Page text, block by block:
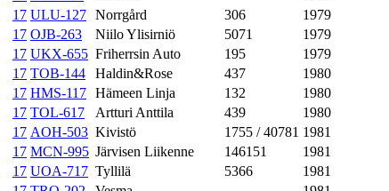
17 ULU-127 Norrgård 306
1979
17 OJB-263 Niilo Ylisirniö 5071
1979
17 UKX-655 Friherrsin Auto 195
1979
17 TOB-144 Haldin&Rose 437
1980
17 HMS-117 Hämeen Linja 132
1980
17 TOL-617 Artturi Anttila 439
1980
17 AOH-503 Kivistö 1755 / 40781 1981
17 MCN-995 Järvisen Liikenne 146151
1981
17 UOA-717 Tyllilä 5366
1981